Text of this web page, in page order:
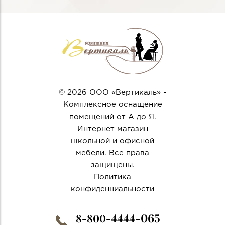
© 2026 ООО «Вертикаль» -
Комплексное оснащение
помещений от А до Я.
Интернет магазин
школьной и офисной
мебели. Все права
защищены.
Политика
конфиденциальности
8-800-4444-065